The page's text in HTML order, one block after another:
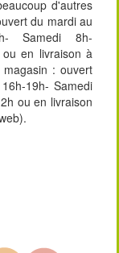
d'autres
du mardi au
Samedi 8h-
ou en livraison à
: ouvert
19h- Samedi
ou en livraison